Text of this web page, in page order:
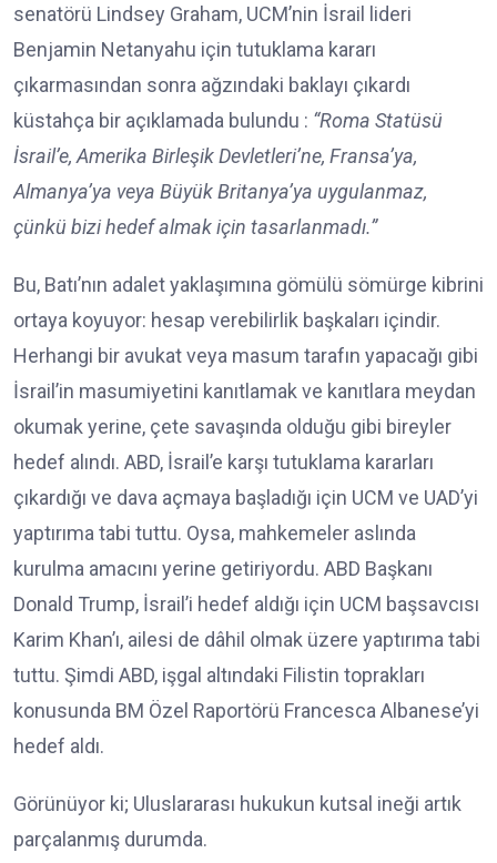
senatörü Lindsey Graham, UCM’nin İsrail lideri
Benjamin Netanyahu için tutuklama kararı
çıkarmasından sonra ağzındaki baklayı çıkardı
küstahça bir açıklamada bulundu : “Roma Statüsü
İsrail’e, Amerika Birleşik Devletleri’ne, Fransa’ya,
Almanya’ya veya Büyük Britanya’ya uygulanmaz,
çünkü bizi hedef almak için tasarlanmadı.”
Bu, Batı’nın adalet yaklaşımına gömülü sömürge kibrini
ortaya koyuyor: hesap verebilirlik başkaları içindir.
Herhangi bir avukat veya masum tarafın yapacağı gibi
İsrail’in masumiyetini kanıtlamak ve kanıtlara meydan
okumak yerine, çete savaşında olduğu gibi bireyler
hedef alındı. ABD, İsrail’e karşı tutuklama kararları
çıkardığı ve dava açmaya başladığı için UCM ve UAD’yi
yaptırıma tabi tuttu. Oysa, mahkemeler aslında
kurulma amacını yerine getiriyordu. ABD Başkanı
Donald Trump, İsrail’i hedef aldığı için UCM başsavcısı
Karim Khan’ı, ailesi de dâhil olmak üzere yaptırıma tabi
tuttu. Şimdi ABD, işgal altındaki Filistin toprakları
konusunda BM Özel Raportörü Francesca Albanese’yi
hedef aldı.
Görünüyor ki; Uluslararası hukukun kutsal ineği artık
parçalanmış durumda.